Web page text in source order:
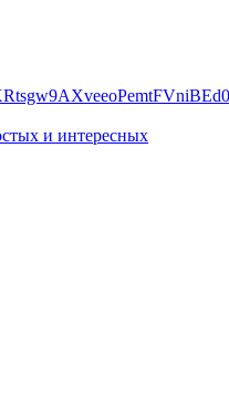
и интересных